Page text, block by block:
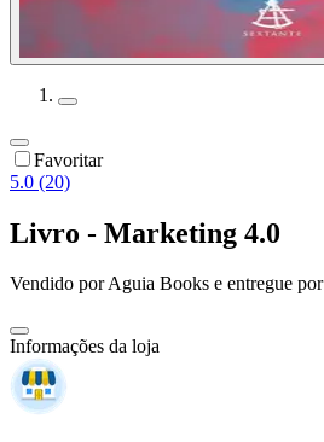
Favoritar
5.0 (20)
Livro - Marketing 4.0
Vendido porAguia Books e entregue por
Informações da loja